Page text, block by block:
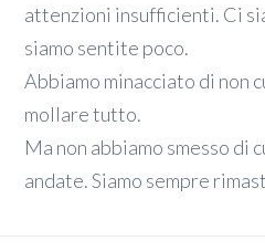
attenzioni insufficienti. Ci
siamo sentite poco.
Abbiamo minacciato di non
mollare tutto.
Ma non abbiamo smesso di
andate. Siamo sempre